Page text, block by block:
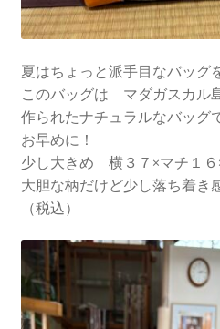
夏はちょっと派手目なバッグ
このバッグは マダガスカル
作られたナチュラルなバッ
お早めに！
少し大きめ 横３７×マチ１６
大胆な柄だけど少し落ち着
（税込）